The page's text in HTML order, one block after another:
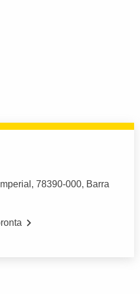
78390-000, Barra